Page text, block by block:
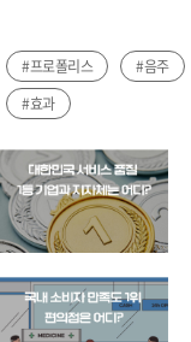
#프로폴리스 #음주
#효과